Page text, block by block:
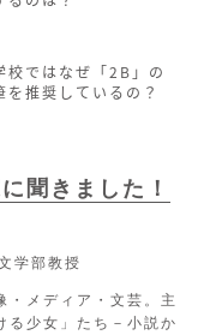
校ではなぜ「2B」の
を推奨しているの？
聞きました！
学部教授
・メディア・文芸。主
る少女」たち－小説か